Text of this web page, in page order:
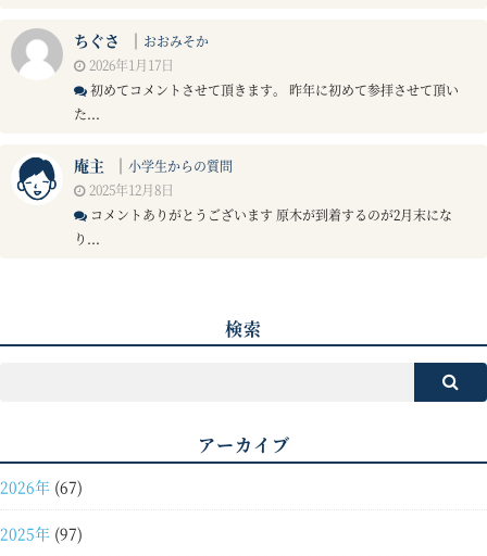
ちぐさ ｜ おおみそか
2026年1月17日
初めてコメントさせて頂きます。 昨年に初めて参拝させて頂い
た...
庵主 ｜ 小学生からの質問
2025年12月8日
コメントありがとうございます 原木が到着するのが2月末にな
り...
検索
アーカイブ
2026年 (67)
2025年 (97)